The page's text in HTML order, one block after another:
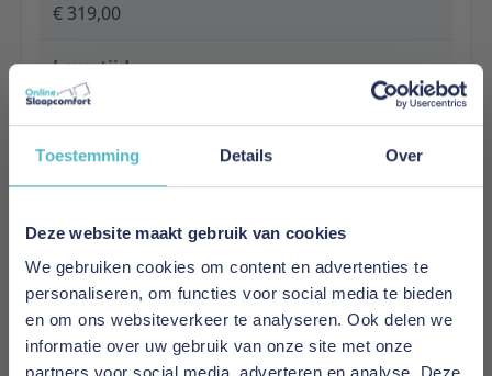
Toestemming Details Over
Deze website maakt gebruik van cookies
We gebruiken cookies om content en advertenties te
personaliseren, om functies voor social media te bieden
en om ons websiteverkeer te analyseren. Ook delen we
informatie over uw gebruik van onze site met onze
€ 319,00
Levertijd
1 tot 5 werkdagen
Specificaties
Colour: WHITE
Slat base included: No
Recommended Slatbase: Frame
Product style: Romantic
Maximum mattress thickness: No maximum
height